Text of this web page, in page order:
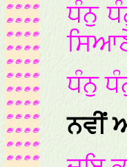
ਧੰਨੁ
ਧੰਨੁ
ਨਵੀਂ